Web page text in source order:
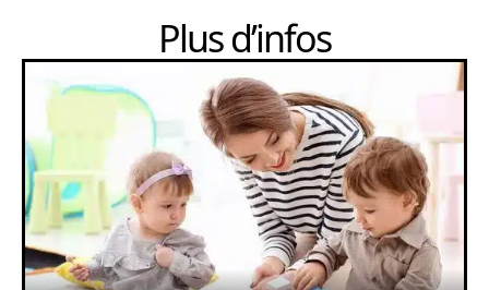
Plus d’infos